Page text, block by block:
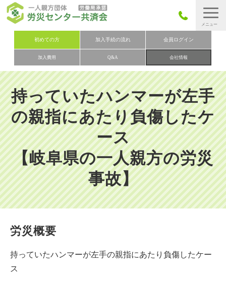
初めての方 加入手続の流れ 会員ログイン
加入費用 Q&A 会社情報
労災保険とは
労災保険の取りまとめ
労災保険加入手続きの流れ
加入費用
加入申込み
会社概要
お問い合わせ
会員メニュー
持っていたハンマーが左手
の親指にあたり負傷したケ
ース
【岐阜県の一人親方の労災
事故】
労災概要
持っていたハンマーが左手の親指にあたり負傷したケー
ス